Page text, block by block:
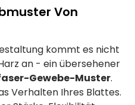
Von
kommt es nicht
an - ein übersehener
Gewebe-Muster.
Verhalten Ihres Blattes.